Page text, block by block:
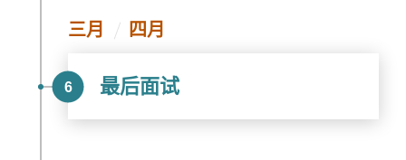
三月 四月
6 最后面试